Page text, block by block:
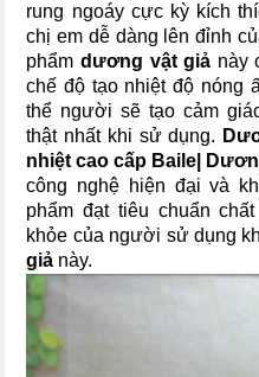
rung ngoáy cực kỳ kích
chị em dễ dàng lên đỉnh
phẩmdương vật giả này
chế độ tạo nhiệt độ nóng
thể người sẽ tạo cảm
thật nhất khi sử dụng.
nhiệt cao cấp Baile|
công nghệ hiện đại và
phẩm đạt tiêu chuẩn
khỏe của người sử dụng
giả này.